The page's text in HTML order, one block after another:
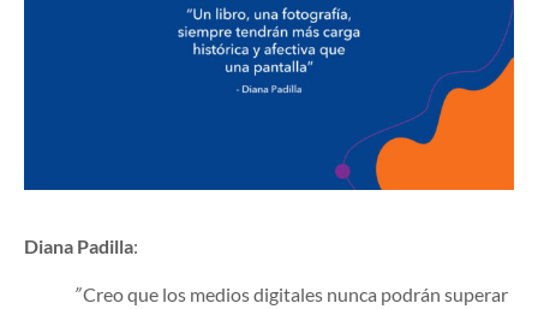
Diana Padilla:
”Creo que los medios digitales nunca podrán superar